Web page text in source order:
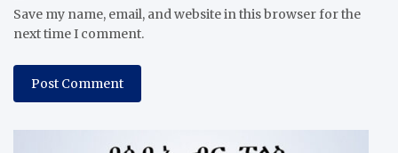
Save my name, email, and website in this browser for the
next time I comment.